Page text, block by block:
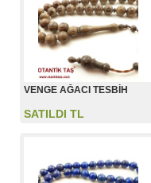
VENGE AĞACI TESBİH
SATILDI TL